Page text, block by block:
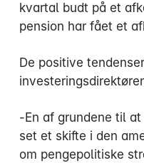
kvartal budt på et
pension har fået et
De positive
-En af grundene til
set et skifte i den
om pengepolitiske